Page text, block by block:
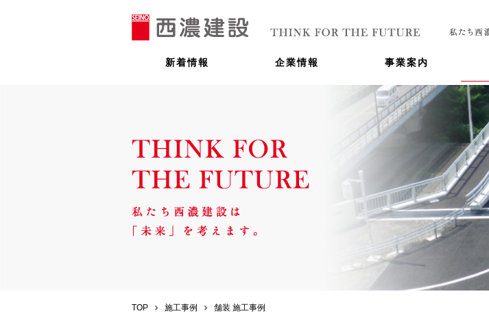
新着情報 企業情報 事業案内
TOP 施工事例 舗装 施工事例